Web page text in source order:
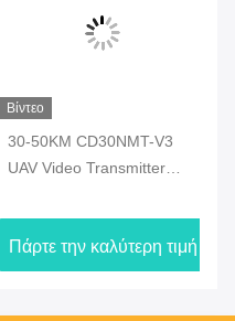
Βίντεο
30-50KM CD30NMT-V3
UAV Video Transmitter
σε 2,4GHz 1,4GHz
800MHz
Πάρτε την καλύτερη τιμή